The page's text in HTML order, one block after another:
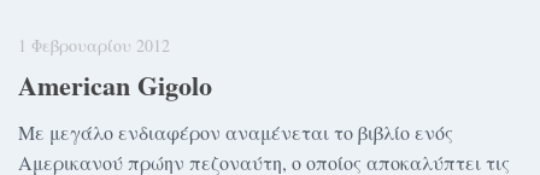
1 Φεβρουαρίου 2012
American Gigolo
Με μεγάλο ενδιαφέρον αναμένεται το βιβλίο ενός
Αμερικανού πρώην πεζοναύτη, ο οποίος αποκαλύπτει τις